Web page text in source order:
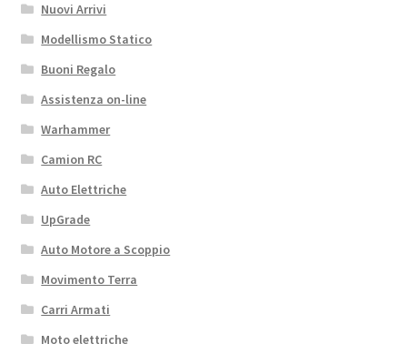
Nuovi Arrivi
Modellismo Statico
Buoni Regalo
Assistenza on-line
Warhammer
Camion RC
Auto Elettriche
UpGrade
Auto Motore a Scoppio
Movimento Terra
Carri Armati
Moto elettriche